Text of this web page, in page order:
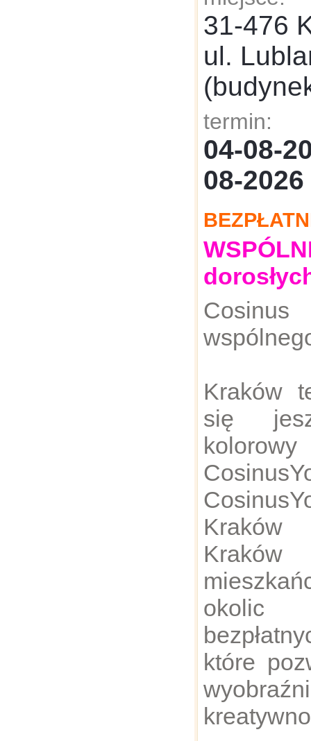
31-476
ul.
termin:
04-08-
08-2026
Kraków
się
Kraków
które